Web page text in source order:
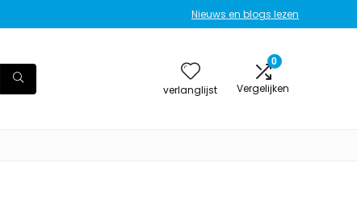
Nieuws en blogs lezen
verlanglijst
0
Vergelijken